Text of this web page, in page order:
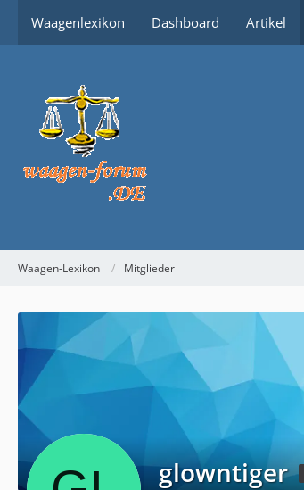
Waagenlexikon Dashboard Artikel
Waagen-Lexikon Mitglieder
glowntiger